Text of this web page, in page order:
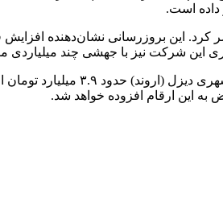
داده است.
ابلاغیه رسمی مربوط به تغییرات قیمتی انتهای آذرماه، لیست جدید قیمت پایه محصولات خود را برای اجرا در دی‌ماه ۱۴۰۴
این شرکت نیز با جهشی چند میلیاردی
براساس این لیست، میزان افزایش قیمت در خودروهای سبک بین ۱۶۰ تا بیش از ۲۰۰ میلیون
به این ارقام افزوده خواهد شد.